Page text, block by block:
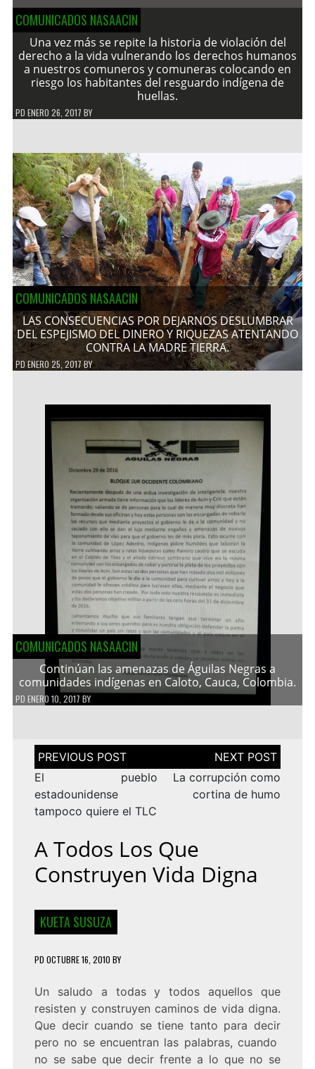
COMUNICADOS NASAACIN
Una vez más se repite la historia de violación del
derecho a la vida vulnerando los derechos humanos
a nuestros comuneros y comuneras colocando en
riesgo los habitantes del resguardo indígena de
huellas.
PD ENERO 26, 2017 BY
COMUNICADOS NASAACIN
LAS CONSECUENCIAS POR DEJARNOS DESLUMBRAR
DEL ESPEJISMO DEL DINERO Y RIQUEZAS ATENTANDO
CONTRA LA MADRE TIERRA.
PDENERO 25, 2017BY
COMUNICADOS NASAACIN
Continúan las amenazas de Águilas Negras a
comunidades indígenas en Caloto, Cauca, Colombia.
PD ENERO 10, 2017 BY
Navegación
de
entradas
El pueblo
estadounidense
tampoco quiere el TLC
La corrupción como
cortina de humo
A Todos Los Que
Construyen Vida Digna
KUETA SUSUZA
PD OCTUBRE 16, 2010 BY
Un saludo a todas y todos aquellos que
resisten y construyen caminos de vida digna.
Que decir cuando se tiene tanto para decir
pero no se encuentran las palabras, cuando
no se sabe que decir frente a lo que no se